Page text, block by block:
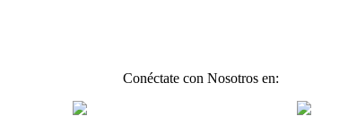
Conéctate con Nosotros en: